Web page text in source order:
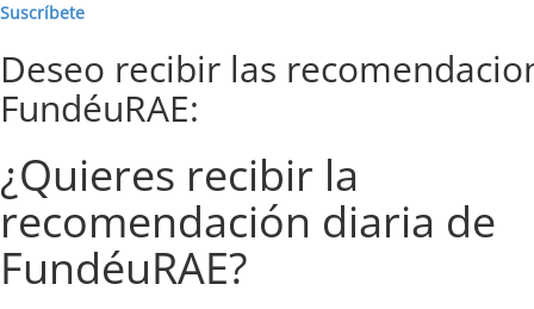
Suscríbete
Deseo recibir las
FundéuRAE:
¿Quieres recibir la
recomendación diaria de
FundéuRAE?